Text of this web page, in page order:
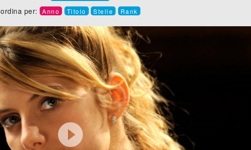
ordina per: Anno Titolo Stelle Rank
